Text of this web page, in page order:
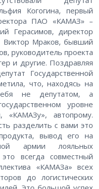
Когогина, первый
ПАО «КАМАЗ» –
Герасимов, директор
Виктор Мраков, бывший
руководитель проекта
и другие. Поздравляя
Государственной
что, находясь на
не депутатом, а
уровне
«КАМАЗу», автопрому.
разделить с вами это
вывод его на
армии лояльных
всегда совместный
«КАМАЗа» всех
до логистических